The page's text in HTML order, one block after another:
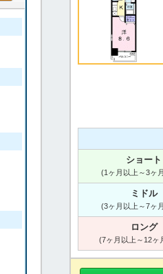
ショート
(1ヶ月以上～3ヶ
ミドル
(3ヶ月以上～7ヶ
ロング
(7ヶ月以上～12ヶ